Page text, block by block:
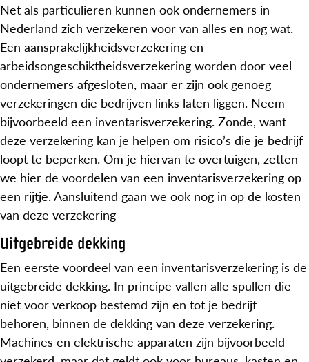
Net als particulieren kunnen ook ondernemers in
Nederland zich verzekeren voor van alles en nog wat.
Een aansprakelijkheidsverzekering en
arbeidsongeschiktheidsverzekering worden door veel
ondernemers afgesloten, maar er zijn ook genoeg
verzekeringen die bedrijven links laten liggen. Neem
bijvoorbeeld een inventarisverzekering. Zonde, want
deze verzekering kan je helpen om risico’s die je bedrijf
loopt te beperken. Om je hiervan te overtuigen, zetten
we hier de voordelen van een inventarisverzekering op
een rijtje. Aansluitend gaan we ook nog in op de kosten
van deze verzekering
Uitgebreide dekking
Een eerste voordeel van een inventarisverzekering is de
uitgebreide dekking. In principe vallen alle spullen die
niet voor verkoop bestemd zijn en tot je bedrijf
behoren, binnen de dekking van deze verzekering.
Machines en elektrische apparaten zijn bijvoorbeeld